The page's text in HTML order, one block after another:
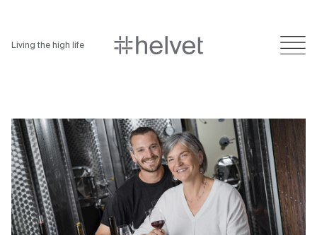
Living the high life